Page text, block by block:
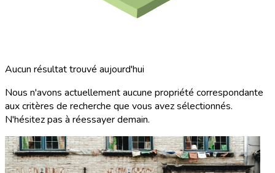
Aucun résultat trouvé aujourd'hui
Nous n'avons actuellement aucune propriété correspondante
aux critères de recherche que vous avez sélectionnés.
N'hésitez pas à réessayer demain.